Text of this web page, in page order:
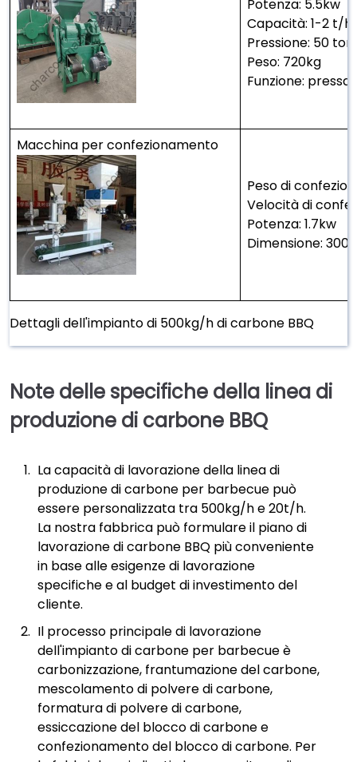
Potenza: 5.5kw
Capacità: 1-2 t/h
Pressione: 50
Peso: 720kg
Funzione:
Macchina per confezionamento
Peso di
Velocità di
Potenza: 1.7kw
Dimensione:
Dettagli dell'impianto di 500kg/h di carbone BBQ
Note delle specifiche della linea di
produzione di carbone BBQ
La capacità di lavorazione della linea di
produzione di carbone per barbecue può
essere personalizzata tra 500kg/h e 20t/h.
La nostra fabbrica può formulare il piano di
lavorazione di carbone BBQ più conveniente
in base alle esigenze di lavorazione
specifiche e al budget di investimento del
cliente.
Il processo principale di lavorazione
dell'impianto di carbone per barbecue è
carbonizzazione, frantumazione del carbone,
mescolamento di polvere di carbone,
formatura di polvere di carbone,
essiccazione del blocco di carbone e
confezionamento del blocco di carbone. Per